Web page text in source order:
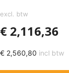
excl. btw
€ 2,116,36
€ 2,560,80 incl btw